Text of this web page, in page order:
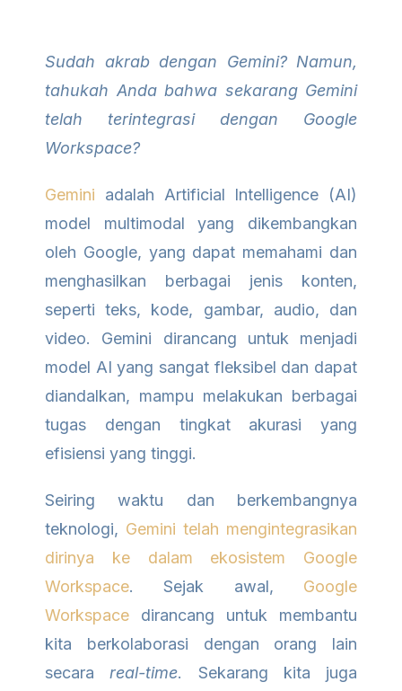
Sudah akrab dengan Gemini? Namun,
tahukah Anda bahwa sekarang Gemini
telah terintegrasi dengan Google
Workspace?
Gemini adalah Artificial Intelligence (AI)
model multimodal yang dikembangkan
oleh Google, yang dapat memahami dan
menghasilkan berbagai jenis konten,
seperti teks, kode, gambar, audio, dan
video. Gemini dirancang untuk menjadi
model AI yang sangat fleksibel dan dapat
diandalkan, mampu melakukan berbagai
tugas dengan tingkat akurasi yang
efisiensi yang tinggi.
Seiring waktu dan berkembangnya
teknologi, Gemini telah mengintegrasikan
dirinya ke dalam ekosistem Google
Workspace. Sejak awal, Google
Workspace dirancang untuk membantu
kita berkolaborasi dengan orang lain
secarareal-time. Sekarang kita juga